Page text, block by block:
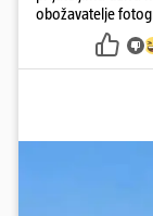
obožavatelje